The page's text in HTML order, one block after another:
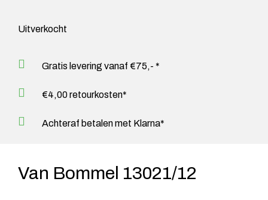
Uitverkocht
Gratis levering vanaf €75,- *
€4,00 retourkosten*
Achteraf betalen met Klarna*
Van Bommel 13021/12